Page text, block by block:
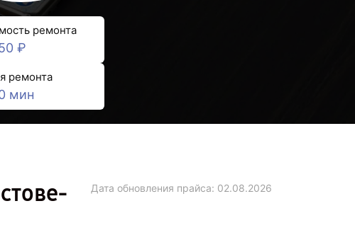
ремонта
₽
ремонта
мин
Дата обновления прайса: 02.08.2026